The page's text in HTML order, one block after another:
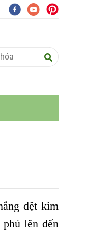
dệt kim
lên đến